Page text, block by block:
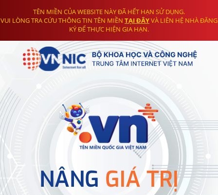
TÊN MIỀN CỦA WEBSITE NÀY ĐÃ HẾT HẠN SỬ DỤNG.
VUI LÒNG TRA CỨU THÔNG TIN TÊN MIỀN TẠI ĐÂYVÀ LIÊN HỆ NHÀ ĐĂNG
KÝ ĐỂ THỰC HIỆN GIA HẠN.
NÂNG GIÁ TRỊ